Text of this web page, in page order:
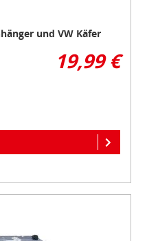
und VW Käfer
19,99 €